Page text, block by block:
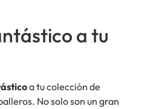
a tu
a tu colección de
No solo son un gran